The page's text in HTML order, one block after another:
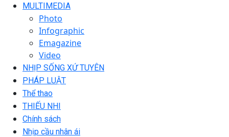
MULTIMEDIA
Photo
Infographic
Emagazine
Video
NHỊP SỐNG XỨ TUYÊN
PHÁP LUẬT
Thể thao
THIẾU NHI
Chính sách
Nhịp cầu nhân ái